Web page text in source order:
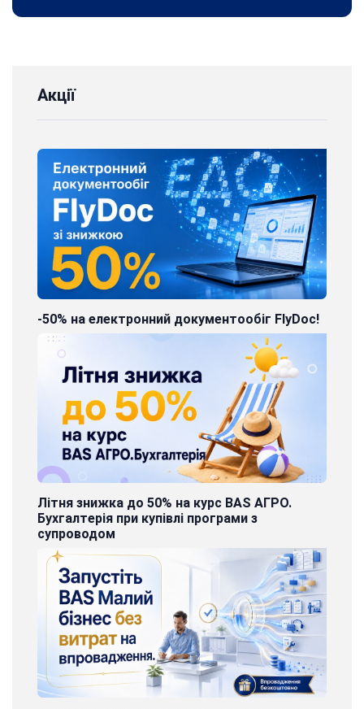
Акції
-50% на електронний документообіг FlyDoc!
Літня знижка до 50% на курс BAS АГРО.
Бухгалтерія при купівлі програми з
супроводом